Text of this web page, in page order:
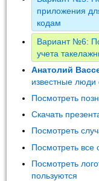
приложения
кодам
Вариант №6:
учета
Анатолий
известные
Посмотреть
Скачать
Посмотреть
Посмотреть все
Посмотреть
пользуются